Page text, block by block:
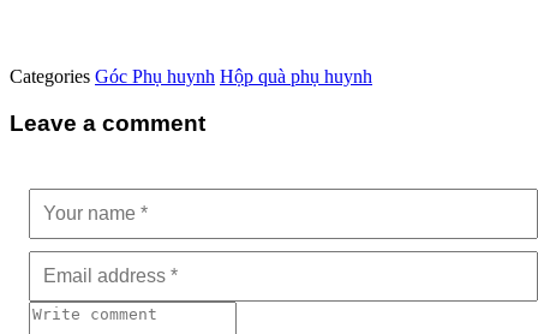
Categories Góc Phụ huynh Hộp quà phụ huynh
Leave a comment